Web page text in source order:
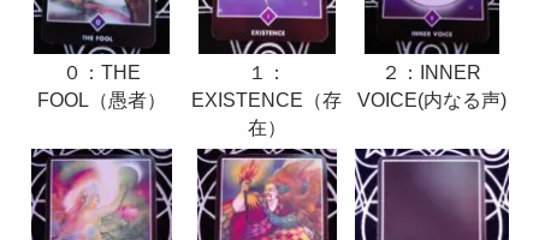
０：THE
FOOL（愚者）
１：
EXISTENCE（存
在）
２：INNER
VOICE(内なる声)